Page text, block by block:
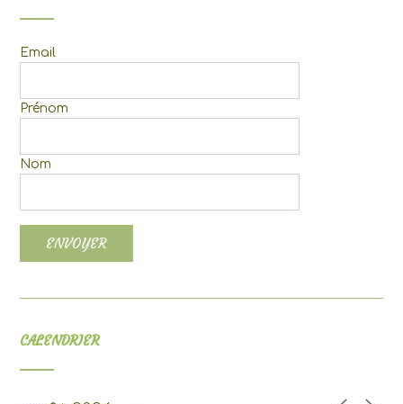
Email
Prénom
Nom
CALENDRIER